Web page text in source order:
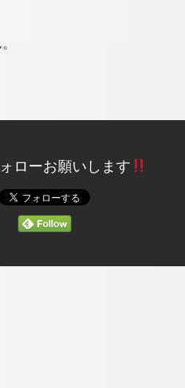
ローお願いします